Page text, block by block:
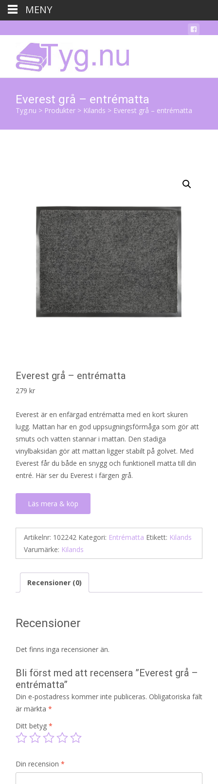
Everest grå – entrématta
Tyg.nu > Produkter > Kilands > Everest grå – entrématta
Everest grå – entrématta
279 kr
Everest är en enfärgad entrématta med en kort skuren
lugg. Mattan har en god uppsugningsförmåga som gör att
smuts och vatten stannar i mattan. Den stadiga
vinylbaksidan gör att mattan ligger stabilt på golvet. Med
Everest får du både en snygg och funktionell matta till din
entré. Här ser du Everest i färgen grå.
Läs mera & köp
Artikelnr: 102242 Kategori: Entrématta Etikett: Kilands
Varumärke: Kilands
Recensioner (0)
Recensioner
Det finns inga recensioner än.
Bli först med att recensera ”Everest grå –
entrématta”
Din e-postadress kommer inte publiceras. Obligatoriska fält
är märkta *
Ditt betyg *
Din recension *
MENY